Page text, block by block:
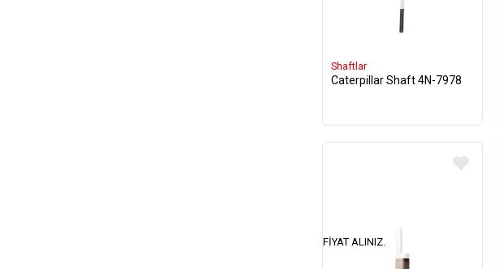
Shaftlar
Caterpillar Shaft 4N-7978
FIYAT ALINIZ.